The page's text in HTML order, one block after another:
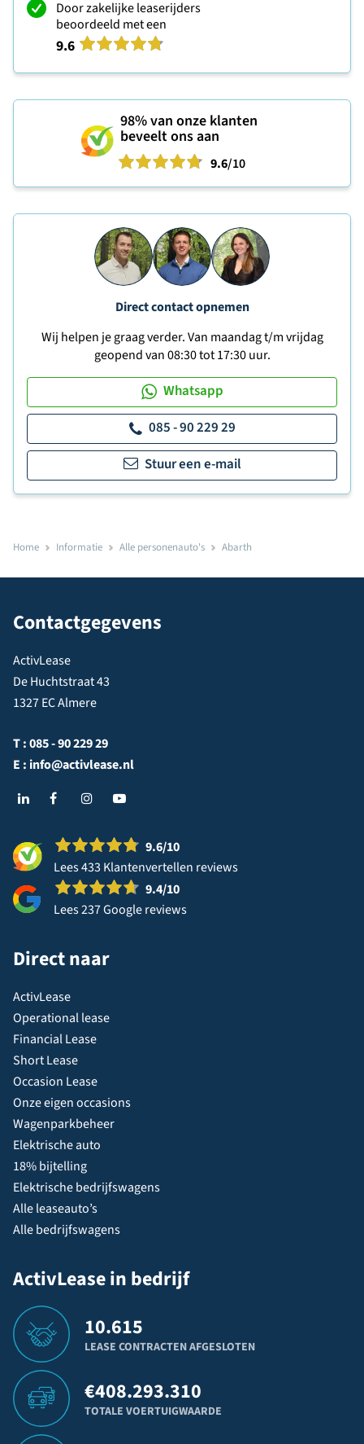
Door zakelijke leaserijders
beoordeeld met een
9.6
98%van onze klanten
beveelt ons aan
9.6/10
Direct contact opnemen
Wij helpen je graag verder. Van maandag t/m vrijdag
geopend van 08:30 tot 17:30 uur.
Whatsapp
085 - 90 229 29
Stuur een e-mail
Home Informatie Alle personenauto's Abarth
Contactgegevens
ActivLease
De Huchtstraat 43
1327 EC Almere
T :085 - 90 229 29
E : info@activlease.nl
9.6/10
Lees 433 Klantenvertellen reviews
9.4/10
Lees 237 Google reviews
Direct naar
ActivLease
Operational lease
Financial Lease
Short Lease
Occasion Lease
Onze eigen occasions
Wagenparkbeheer
Elektrische auto
18% bijtelling
Elektrische bedrijfswagens
Alle leaseauto’s
Alle bedrijfswagens
ActivLease in bedrijf
10.615
LEASE CONTRACTEN AFGESLOTEN
€408.293.310
TOTALE VOERTUIGWAARDE